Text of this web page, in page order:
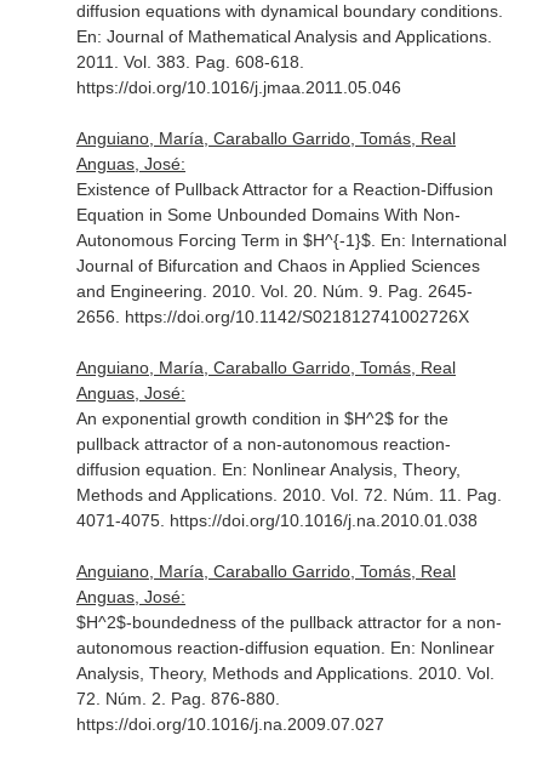
diffusion equations with dynamical boundary conditions.
En: Journal of Mathematical Analysis and Applications.
2011. Vol. 383. Pag. 608-618.
https://doi.org/10.1016/j.jmaa.2011.05.046
Anguiano, María, Caraballo Garrido, Tomás, Real
Anguas, José:
Existence of Pullback Attractor for a Reaction-Diffusion
Equation in Some Unbounded Domains With Non-
Autonomous Forcing Term in $H^{-1}$. En: International
Journal of Bifurcation and Chaos in Applied Sciences
and Engineering . 2010. Vol. 20. Núm. 9. Pag. 2645-
2656. https://doi.org/10.1142/S021812741002726X
Anguiano, María, Caraballo Garrido, Tomás, Real
Anguas, José:
An exponential growth condition in $H^2$ for the
pullback attractor of a non-autonomous reaction-
diffusion equation. En: Nonlinear Analysis, Theory,
Methods and Applications. 2010. Vol. 72. Núm. 11. Pag.
4071-4075. https://doi.org/10.1016/j.na.2010.01.038
Anguiano, María, Caraballo Garrido, Tomás, Real
Anguas, José:
$H^2$-boundedness of the pullback attractor for a non-
autonomous reaction-diffusion equation. En: Nonlinear
Analysis, Theory, Methods and Applications. 2010. Vol.
72. Núm. 2. Pag. 876-880.
https://doi.org/10.1016/j.na.2009.07.027